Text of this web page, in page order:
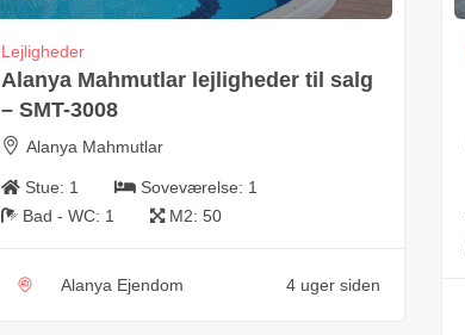
Lejligheder
Alanya Mahmutlar lejligheder til salg
– SMT-3008
Alanya Mahmutlar
Stue: 1 Soveværelse: 1
Bad - WC: 1 M2: 50
Alanya Ejendom 4 uger siden